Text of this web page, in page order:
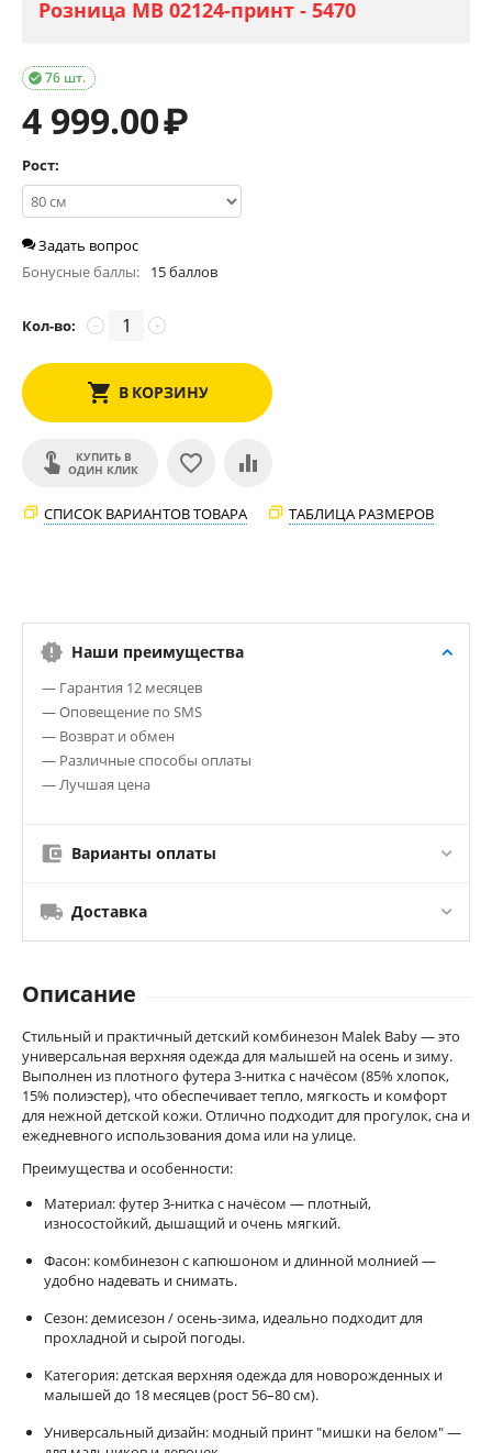
Розница МВ 02124-принт - 5470
76 шт.

4 999.00₽
Рост:
Задать вопрос
Бонусные баллы:
15 баллов
Кол-во: +
−
В КОРЗИНУ
КУПИТЬ В
ОДИН КЛИК
СПИСОК ВАРИАНТОВ ТОВАРА ТАБЛИЦА РАЗМЕРОВ
Наши преимущества
— Гарантия 12 месяцев
— Оповещение по SMS
— Возврат и обмен
— Различные способы оплаты
— Лучшая цена
Варианты оплаты
Доставка
Описание
Стильный и практичный детский комбинезон Malek Baby — это
универсальная верхняя одежда для малышей на осень и зиму.
Выполнен из плотного футера 3-нитка с начёсом (85% хлопок,
15% полиэстер), что обеспечивает тепло, мягкость и комфорт
для нежной детской кожи. Отлично подходит для прогулок, сна и
ежедневного использования дома или на улице.
Преимущества и особенности:
Материал: футер 3-нитка с начёсом — плотный,
износостойкий, дышащий и очень мягкий.
Фасон: комбинезон с капюшоном и длинной молнией —
удобно надевать и снимать.
Сезон: демисезон / осень-зима, идеально подходит для
прохладной и сырой погоды.
Категория: детская верхняя одежда для новорожденных и
малышей до 18 месяцев (рост 56–80 см).
Универсальный дизайн: модный принт "мишки на белом" —